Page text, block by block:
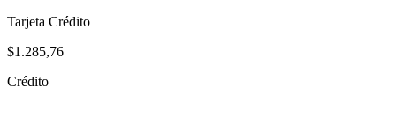
Tarjeta Crédito
$1 .285,76
Crédito